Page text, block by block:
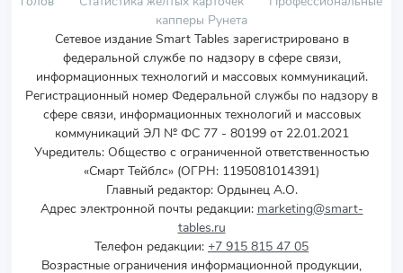
капперы Рунета
Сетевое издание Smart Tables зарегистрировано в
федеральной службе по надзору в сфере связи,
информационных технологий и массовых коммуникаций.
Регистрационный номер Федеральной службы по надзору в
сфере связи, информационных технологий и массовых
коммуникаций ЭЛ № ФС 77 - 80199 от 22.01.2021
Учредитель: Общество с ограниченной ответственностью
«Смарт Тейблс» (ОГРН: 1195081014391)
Главный редактор: Ордынец А.О.
Адрес электронной почты редакции: marketing@smart-
tables.ru
Телефон редакции: +7 915 815 47 05
Возрастные ограничения информационной продукции,